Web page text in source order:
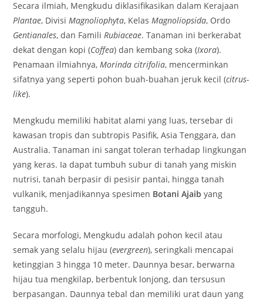
Secara ilmiah, Mengkudu diklasifikasikan dalam Kerajaan
Plantae, DivisiMagnoliophyta, KelasMagnoliopsida, Ordo
Gentianales, dan FamiliRubiaceae. Tanaman ini berkerabat
dekat dengan kopi (Coffea) dan kembang soka (Ixora).
Penamaan ilmiahnya,Morinda citrifolia, mencerminkan
sifatnya yang seperti pohon buah-buahan jeruk kecil (citrus-
like).
Mengkudu memiliki habitat alami yang luas, tersebar di
kawasan tropis dan subtropis Pasifik, Asia Tenggara, dan
Australia. Tanaman ini sangat toleran terhadap lingkungan
yang keras. Ia dapat tumbuh subur di tanah yang miskin
nutrisi, tanah berpasir di pesisir pantai, hingga tanah
vulkanik, menjadikannya spesimen Botani Ajaib yang
tangguh.
Secara morfologi, Mengkudu adalah pohon kecil atau
semak yang selalu hijau (evergreen), seringkali mencapai
ketinggian 3 hingga 10 meter. Daunnya besar, berwarna
hijau tua mengkilap, berbentuk lonjong, dan tersusun
berpasangan. Daunnya tebal dan memiliki urat daun yang